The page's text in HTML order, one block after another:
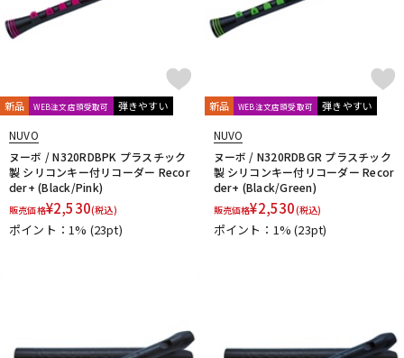
新品 WEB注文店頭受取可 弾きやすい
NUVO
ヌーボ / N320RDBPK プラスチック
製 シリコンキー付リコーダー Recor
der+ (Black/Pink)
販売価格¥2,530(税込)
ポイント：1% (23pt)
新品 WEB注文店頭受取可 弾きやすい
NUVO
ヌーボ / N320RDBGR プラスチック
製 シリコンキー付リコーダー Recor
der+ (Black/Green)
販売価格¥2,530(税込)
ポイント：1%(23pt)